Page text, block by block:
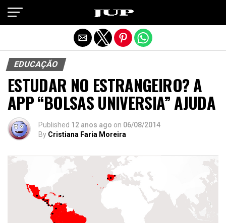
EDUCAÇÃO
ESTUDAR NO ESTRANGEIRO? A
APP “BOLSAS UNIVERSIA” AJUDA
Published 12 anos ago on 06/08/2014
By Cristiana Faria Moreira
Exit mobile version